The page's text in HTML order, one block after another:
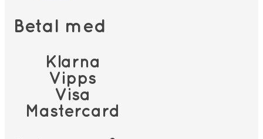
Betal med
Klarna
Vipps
Visa
Mastercard